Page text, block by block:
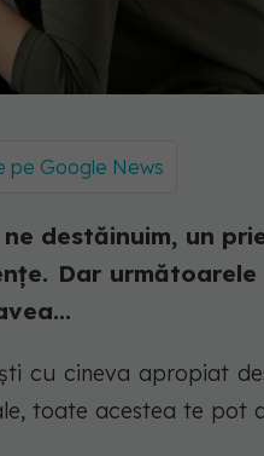
pe Google News
destăinuim, un
Dar
cu cineva apropiat
toate acestea te pot